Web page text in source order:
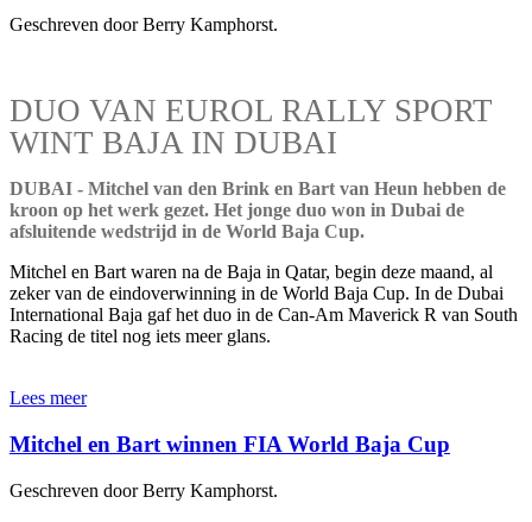
Geschreven door Berry Kamphorst.
DUO VAN EUROL RALLY SPORT
WINT BAJA IN DUBAI
DUBAI - Mitchel van den Brink en Bart van Heun hebben de
kroon op het werk gezet. Het jonge duo won in Dubai de
afsluitende wedstrijd in de World Baja Cup.
Mitchel en Bart waren na de Baja in Qatar, begin deze maand, al
zeker van de eindoverwinning in de World Baja Cup. In de Dubai
International Baja gaf het duo in de Can-Am Maverick R van South
Racing de titel nog iets meer glans.
Lees meer
Mitchel en Bart winnen FIA World Baja Cup
Geschreven door Berry Kamphorst.